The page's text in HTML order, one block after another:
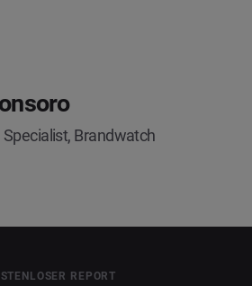
Brandwatch
REPORT